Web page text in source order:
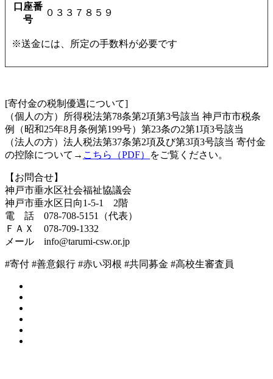
口座番
号
０３３７８５９
※送金には、所定の手数料が必要です
[寄付金の税制優遇について]
（個人の方）所得税法第78条第2項第3号該当 神戸市市税条
例（昭和25年8月条例第199号）第23条の2第1項3号該当
（法人の方）法人税法第37条第2項及び第3項3号該当 寄付金
の控除について→ こちら（PDF） をご覧ください。
【お問合せ】
神戸市垂水区社会福祉協議会
神戸市垂水区日向1-5-1 2階
電 話 078-708-5151（代表）
ＦＡＸ 078-709-1332
メール info@tarumi-csw.or.jp
#寄付 #善意銀行 #赤い羽根 #共同募金 #高校生審査員